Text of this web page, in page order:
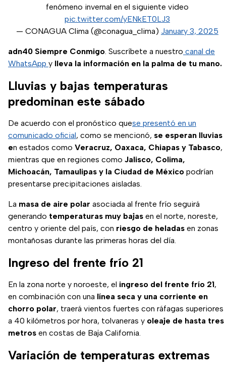
fenómeno invernal en el siguiente video
pic.twitter.com/yENkET0LJ3
— CONAGUA Clima (@conagua_clima) January 3, 2025
adn40 Siempre Conmigo . Suscríbete a nuestro canal de
WhatsApp y lleva la información en la palma de tu mano.
Lluvias y bajas temperaturas
predominan este sábado
De acuerdo con el pronóstico quese presentó en un
comunicado oficial, como se mencionó, se esperan lluvias
en estados como Veracruz, Oaxaca, Chiapas y Tabasco,
mientras que en regiones como Jalisco, Colima,
Michoacán, Tamaulipas y la Ciudad de México podrían
presentarse precipitaciones aisladas.
La masa de aire polar asociada al frente frío seguirá
generando temperaturas muy bajas en el norte, noreste,
centro y oriente del país, con riesgo de heladas en zonas
montañosas durante las primeras horas del día.
Ingreso del frente frío 21
En la zona norte y noroeste, el ingreso del frente frío 21,
en combinación con una línea seca y una corriente en
chorro polar, traerá vientos fuertes con ráfagas superiores
a 40 kilómetros por hora, tolvaneras y oleaje de hasta tres
metros en costas de Baja California.
Variación de temperaturas extremas